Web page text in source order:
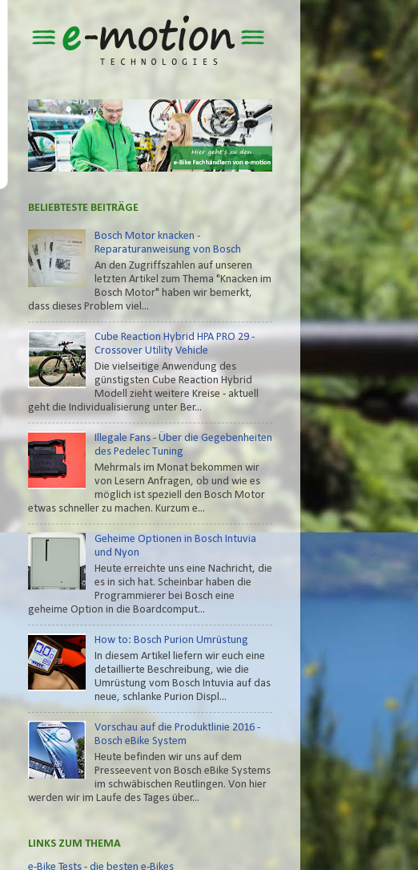
BELIEBTESTE BEITRÄGE
Bosch Motor knacken -
Reparaturanweisung von Bosch
An den Zugriffszahlen auf unseren
letzten Artikel zum Thema "Knacken im
Bosch Motor" haben wir bemerkt,
dass dieses Problem viel...
Cube Reaction Hybrid HPA PRO 29 -
Crossover Utility Vehicle
Die vielseitige Anwendung des
günstigsten Cube Reaction Hybrid
Modell zieht weitere Kreise - aktuell
geht die Individualisierung unter Ber...
Illegale Fans - Über die Gegebenheiten
des Pedelec Tuning
Mehrmals im Monat bekommen wir
von Lesern Anfragen, ob und wie es
möglich ist speziell den Bosch Motor
etwas schneller zu machen. Kurzum e...
Geheime Optionen in Bosch Intuvia
und Nyon
Heute erreichte uns eine Nachricht, die
es in sich hat. Scheinbar haben die
Programmierer bei Bosch eine
geheime Option in die Boardcomput...
How to: Bosch Purion Umrüstung
In diesem Artikel liefern wir euch eine
detaillierte Beschreibung, wie die
Umrüstung vom Bosch Intuvia auf das
neue, schlanke Purion Displ...
Vorschau auf die Produktlinie 2016 -
Bosch eBike System
Heute befinden wir uns auf dem
Presseevent von Bosch eBike Systems
im schwäbischen Reutlingen. Von hier
werden wir im Laufe des Tages über...
LINKS ZUM THEMA
e-Bike Tests - die besten e-Bikes